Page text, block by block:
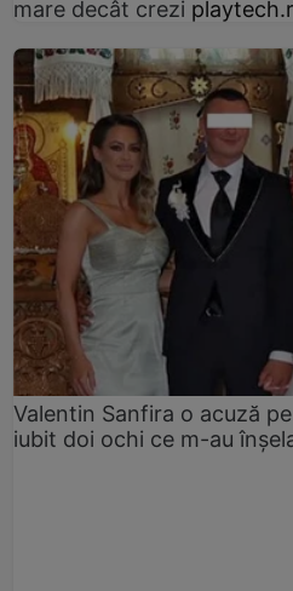
mare decât crezi
Valentin Sanfira o acuză
iubit doi ochi ce m-au